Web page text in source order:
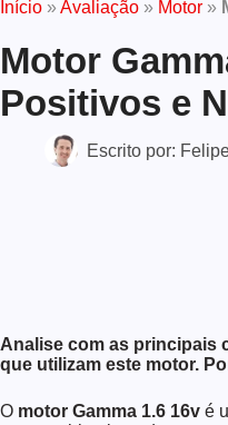
Início »Avaliação » Motor »
Motor
Positivos e
Escrito por:
Analise com as principais
que utilizam este motor.
O motor Gamma 1.6 16v é